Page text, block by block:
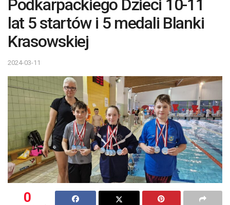
Podkarpackiego Dzieci 10-11
lat 5 startów i 5 medali Blanki
Krasowskiej
2024-03-11
0